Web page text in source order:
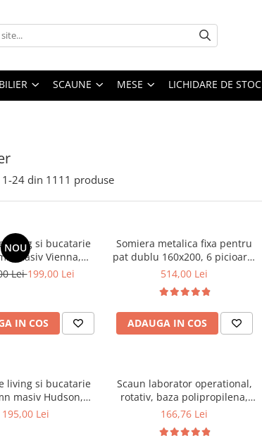
SCAUNE MESE LICHIDARE DE STOC
1-24 din 1111 produse
NOU
living si bucatarie
masiv Vienna,
stofa,100 kg,
Lei199,00 Lei
IN COS
Somiera metalica fixa pentru
pat dublu 160x200, 6 picioare,
32 lamele lemn fag, benzi
negru
514,00 Lei
ADAUGA IN COS
living si bucatarie
masiv Hudson,
stofa,100 kg,
195,00 Lei
Scaun laborator operational,
rotativ, baza polipropilena,
piele ecologica, inaltime
166,76 Lei